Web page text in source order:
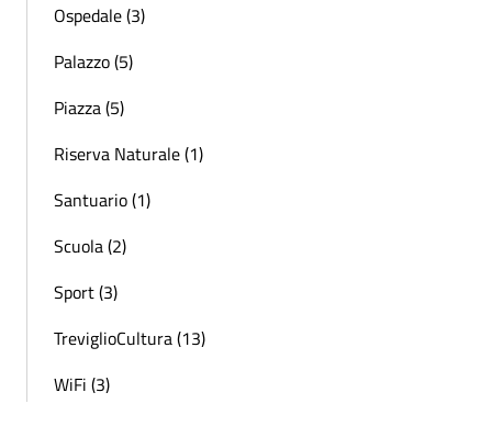
Ospedale (3)
Palazzo (5)
Piazza (5)
Riserva Naturale (1)
Santuario (1)
Scuola (2)
Sport (3)
TreviglioCultura (13)
WiFi (3)